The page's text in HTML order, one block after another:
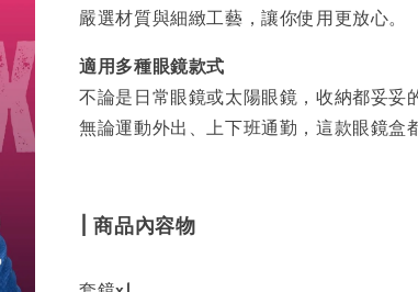
嚴選材質與細緻工藝，讓你使用更放心。
適用多種眼鏡款式
不論是日常眼鏡或太陽眼鏡，收納都妥妥的
無論運動外出、上下班通勤，這款眼鏡盒
| 商品內容物